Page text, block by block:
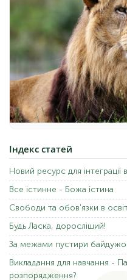
Індекс статей
Новий ресурс для інтеграції
Все істинне - Божа істина
Свободи та обов'язки в
Будь Ласка, доросліший!
За межами пустири
Викладання для навчання -
розпорядження?